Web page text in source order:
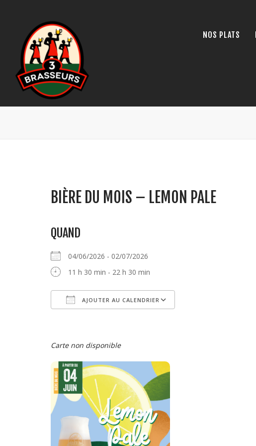
NOS PLATS
BIÈRE DU MOIS – LEMON PALE
QUAND
04/06/2026 - 02/07/2026
11 h 30 min - 22 h 30 min
AJOUTER AU CALENDRIER
Carte non disponible